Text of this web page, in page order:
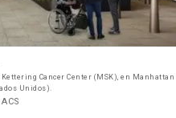
Cancer Center (MSK), en Manhattan
Unidos).